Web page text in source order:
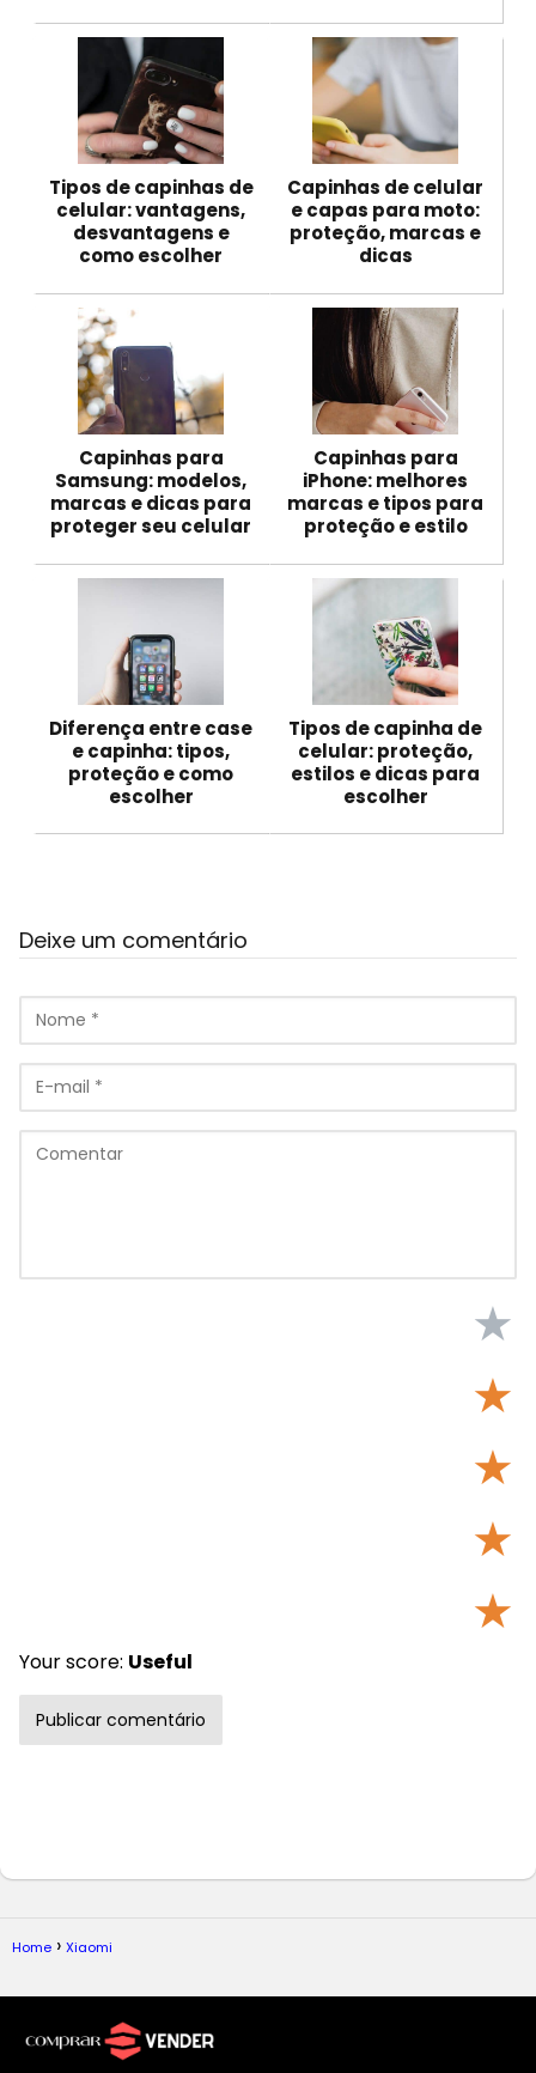
Tipos de capinhas de
celular: vantagens,
desvantagens e
como escolher
Capinhas de celular
e capas para moto:
proteção, marcas e
dicas
Capinhas para
Samsung: modelos,
marcas e dicas para
proteger seu celular
Capinhas para
iPhone: melhores
marcas e tipos para
proteção e estilo
Diferença entre case
e capinha: tipos,
proteção e como
escolher
Tipos de capinha de
celular: proteção,
estilos e dicas para
escolher
Deixe um comentário
★
★
★
★
★
Your score: Useful
Home Xiaomi